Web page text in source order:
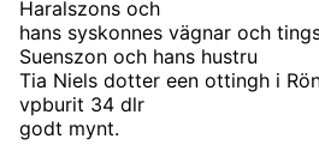
Haralszons och
hans syskonnes vägnar och
Suenszon och hans hustru
Tia Niels dotter een ottingh i
vpburit 34 dlr
godt mynt.